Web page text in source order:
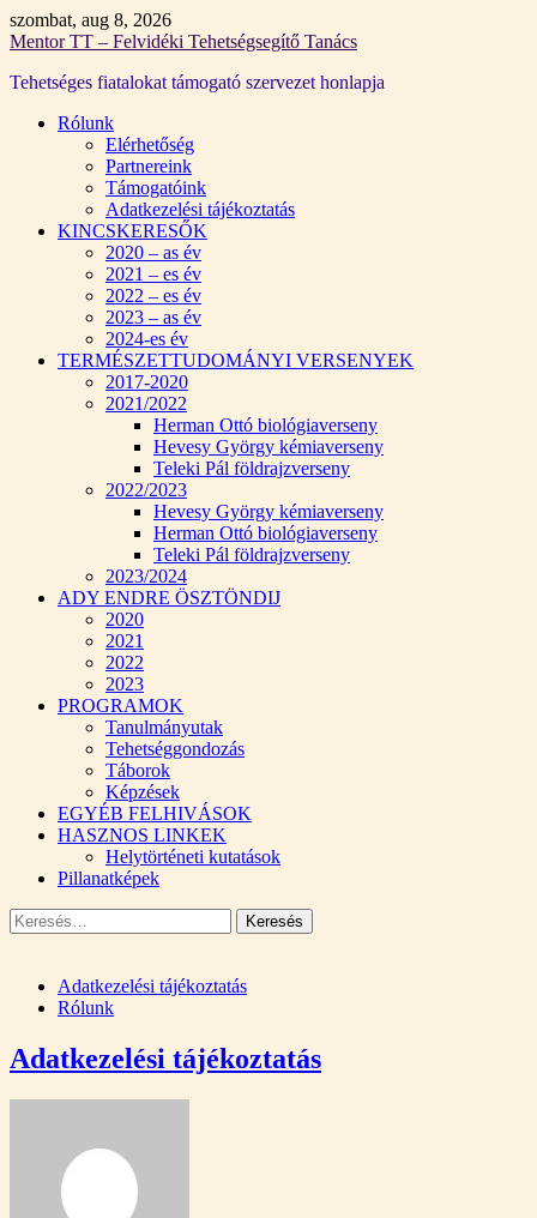
Skip
to
szombat, aug 8, 2026
Mentor TT – Felvidéki Tehetségsegítő Tanács
Tehetséges fiatalokat támogató szervezet honlapja
Rólunk
Elérhetőség
Partnereink
Támogatóink
Adatkezelési tájékoztatás
KINCSKERESŐK
2020 – as év
2021 – es év
2022 – es év
2023 – as év
2024-es év
TERMÉSZETTUDOMÁNYI VERSENYEK
2017-2020
2021/2022
Herman Ottó biológiaverseny
Hevesy György kémiaverseny
Teleki Pál földrajzverseny
2022/2023
Hevesy György kémiaverseny
Herman Ottó biológiaverseny
Teleki Pál földrajzverseny
2023/2024
ADY ENDRE ÖSZTÖNDIJ
2020
2021
2022
2023
PROGRAMOK
Tanulmányutak
Tehetséggondozás
Táborok
Képzések
EGYÉB FELHIVÁSOK
HASZNOS LINKEK
Helytörténeti kutatások
Pillanatképek
Keresés:
Adatkezelési tájékoztatás
Rólunk
Adatkezelési tájékoztatás